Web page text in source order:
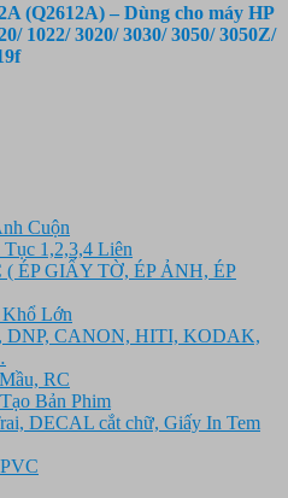
(Q2612A) – Dùng cho máy HP
1022/ 3020/ 3030/ 3050/ 3050Z/
Cuộn
1,2,3,4 Liên
( ÉP GIẤY TỜ, ÉP ẢNH, ÉP
Lớn
DNP, CANON, HITI, KODAK,
RC
Bản Phim
DECAL cắt chữ, Giấy In Tem